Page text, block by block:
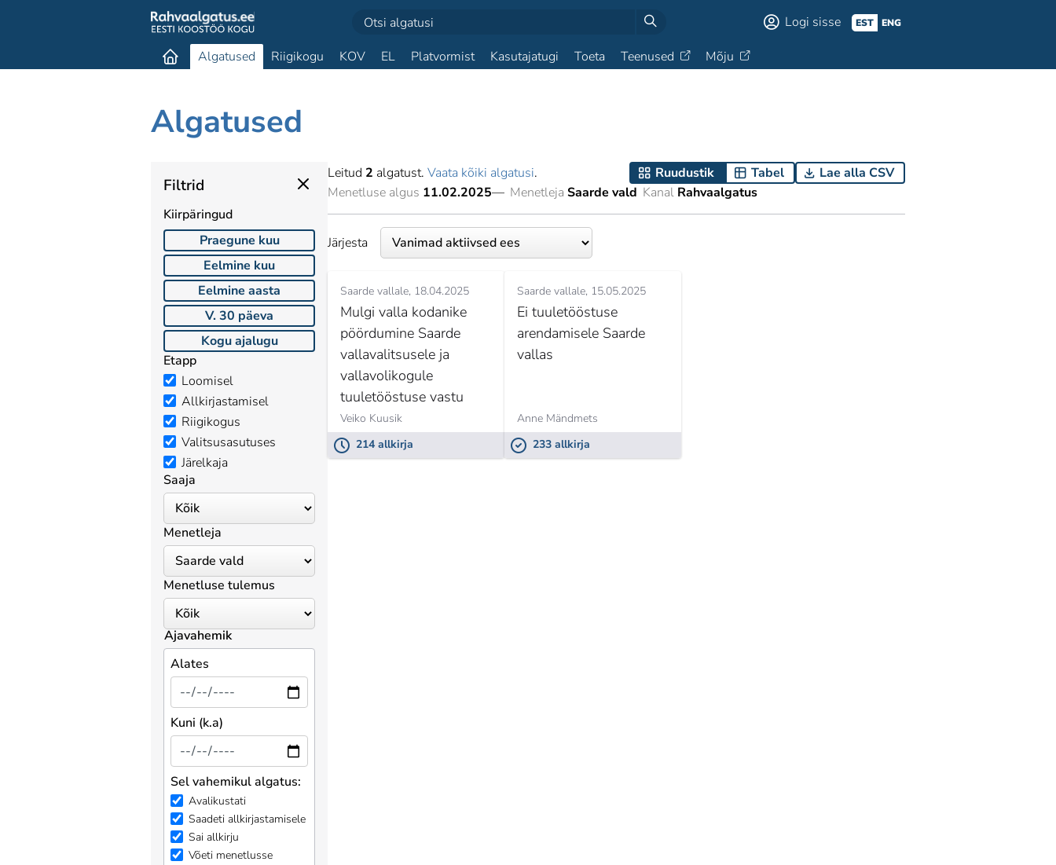
Logi sisse EST ENG
Algatused Riigikogu KOV EL Platvormist Kasutajatugi Toeta Teenused Mõju
Algatused
Filtrid
Kiirpäringud
Praegune kuu
Eelmine kuu
Eelmine aasta
V. 30 päeva
Kogu ajalugu
Etapp
Loomisel
Allkirjastamisel
Riigikogus
Valitsusasutuses
Järelkaja
Saaja
Menetleja
Menetluse tulemus
Ajavahemik
Alates
Kuni (k.a)
Sel vahemikul algatus:
Avalikustati
Saadeti allkirjastamisele
Sai allkirju
Võeti menetlusse
Leitud 2 algatust. Vaata kõiki algatusi. Ruudustik Tabel
Lae alla CSV
Menetluse algus 11.02.2025— Menetleja Saarde vald Kanal Rahvaalgatus
Järjesta
Saarde vallale 18.04.2025
Mulgi valla kodanike
pöördumine Saarde
vallavalitsusele ja
vallavolikogule
tuuletööstuse vastu
Veiko Kuusik
214 allkirja
Saarde vallale 15.05.2025
Ei tuuletööstuse
arendamisele Saarde
vallas
Anne Mändmets
233 allkirja